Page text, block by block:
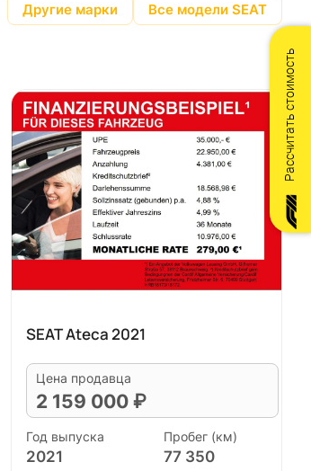
Другие марки Все модели SEAT
SEAT Ateca 2021
Цена продавца
2 159 000 ₽
Год выпуска
2021
Пробег (км)
77 350
Рассчитать стоимость